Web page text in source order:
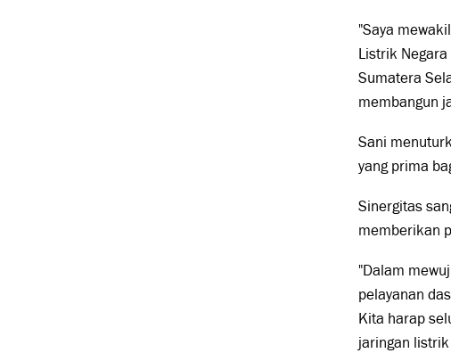
"Saya
Listrik
Sumatera
membangun
Sani
yang prima
Sinergitas
memberikan
"Dalam
pelayanan
Kita harap
jaringan